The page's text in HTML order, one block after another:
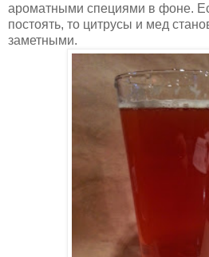
ароматными специями в фоне.
постоять, то цитрусы и мед
заметными.